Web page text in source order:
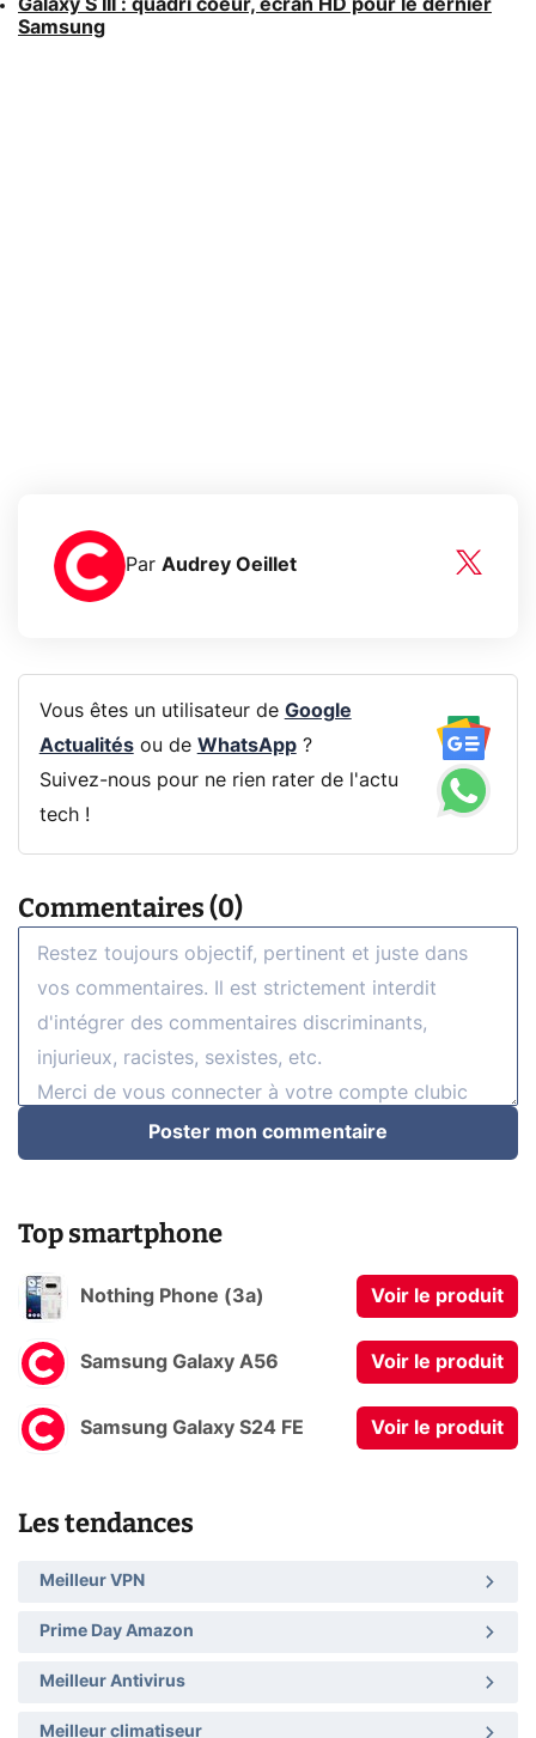
Galaxy S III : quadri coeur, écran HD pour le dernier
Samsung
Par Audrey Oeillet
Vous êtes un utilisateur de Google
Actualitésou de WhatsApp?
Suivez-nous pour ne rien rater de l'actu
tech !
Commentaires (0)
Poster mon commentaire
Top smartphone
Nothing Phone (3a) Voir le produit
Samsung Galaxy A56 Voir le produit
Samsung Galaxy S24 FE Voir le produit
Les tendances
Meilleur VPN
Prime Day Amazon
Meilleur Antivirus
Meilleur climatiseur